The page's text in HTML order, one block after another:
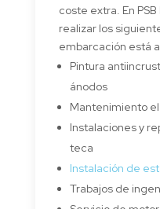
coste extra. En
realizar los
embarcación está
Pintura
ánodos
Mantenimiento
Instalaciones y
teca
Instalación de
Trabajos de